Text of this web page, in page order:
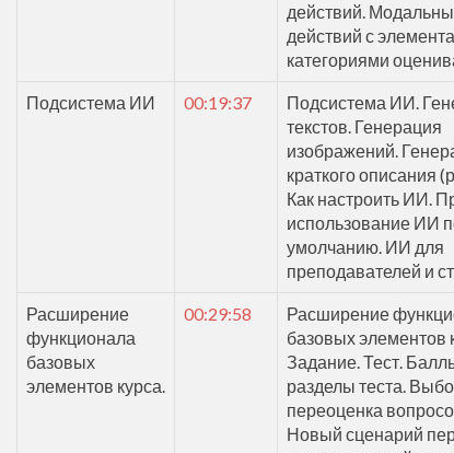
действий.
действий с
категориями
Подсистема ИИ 00:19:37
Подсистема ИИ.
текстов. Генерация
изображений.
краткого описания
Как настроить ИИ.
использование ИИ
умолчанию. ИИ для
преподавателей и
Расширение
функционала
базовых
элементов курса.
00:29:58
Расширение
базовых элементов
Задание. Тест.
разделы теста.
переоценка
Новый сценарий